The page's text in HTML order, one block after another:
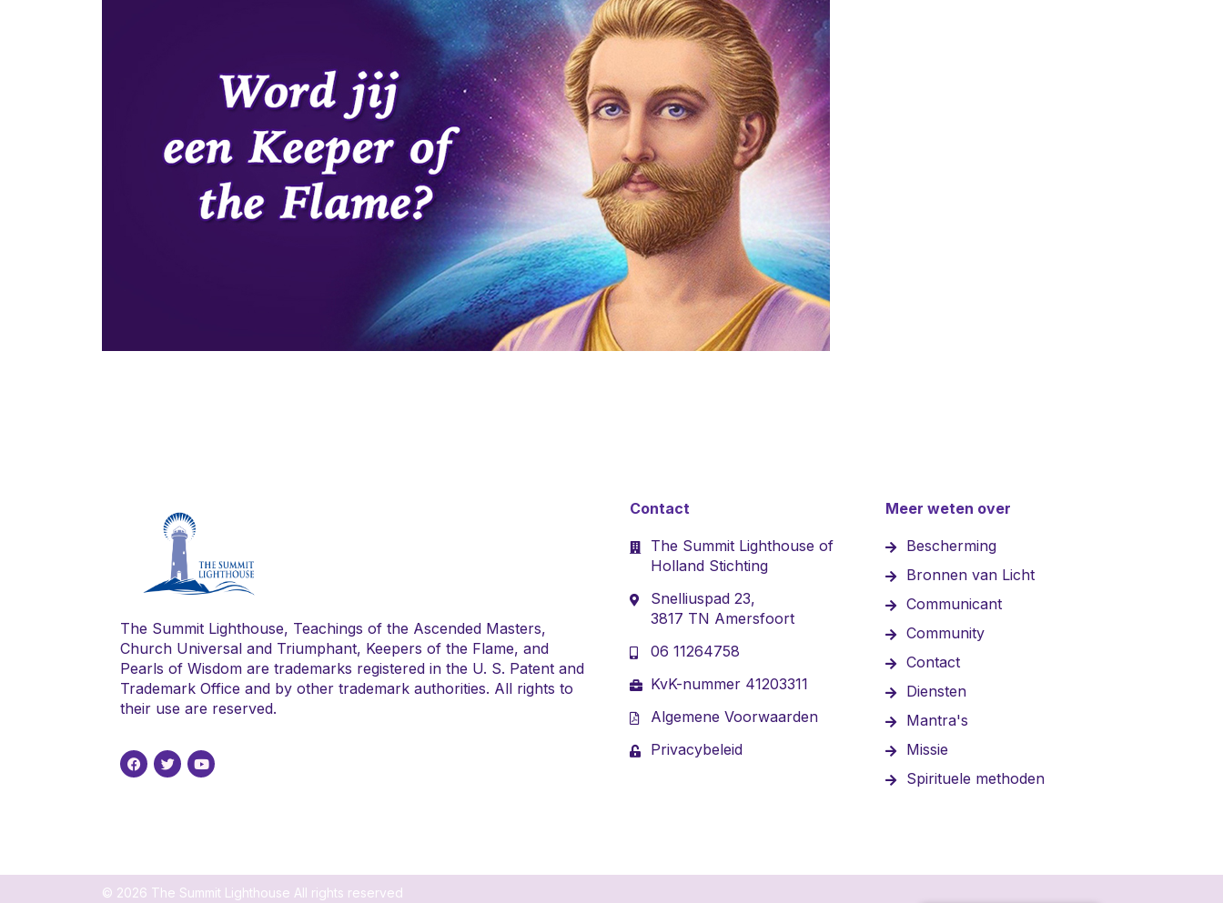
The Summit Lighthouse, Teachings of the Ascended Masters,
Church Universal and Triumphant, Keepers of the Flame, and
Pearls of Wisdom are trademarks registered in the U. S. Patent and
Trademark Office and by other trademark authorities. All rights to
their use are reserved.
Contact
The Summit Lighthouse of
Holland Stichting
Snelliuspad 23,
3817 TN Amersfoort
06 11264758
KvK-nummer 41203311
Algemene Voorwaarden
Privacybeleid
Meer weten over
Bescherming
Bronnen van Licht
Communicant
Community
Contact
Diensten
Mantra's
Missie
Spirituele methoden
© 2026 The Summit Lighthouse All rights reserved